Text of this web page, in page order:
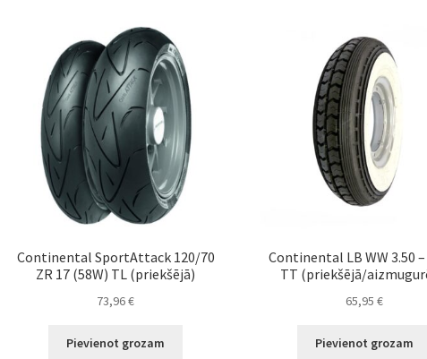
Continental SportAttack 120/70
ZR 17 (58W) TL (priekšējā)
73,96€
Pievienot grozam
Continental LB WW 3.50 –
TT (priekšējā/
65,95 €
Pievienot grozam